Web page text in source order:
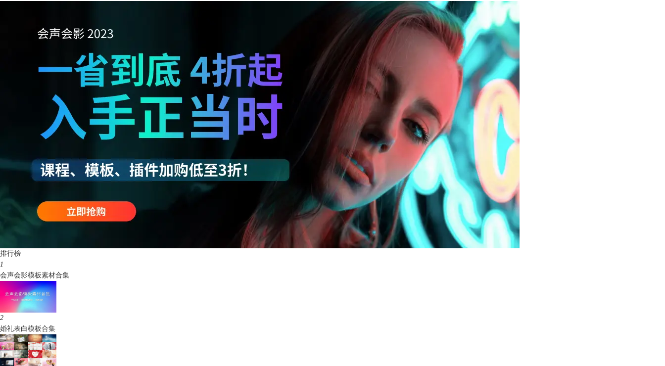
排行榜
1
会声会影模板素材合集
2
婚礼表白模板合集